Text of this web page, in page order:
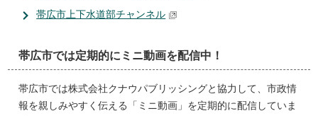
帯広市上下水道部チャンネル
帯広市では定期的にミニ動画を配信中！
帯広市では株式会社クナウパブリッシングと協力して、市政情
報を親しみやすく伝える「ミニ動画」を定期的に配信していま